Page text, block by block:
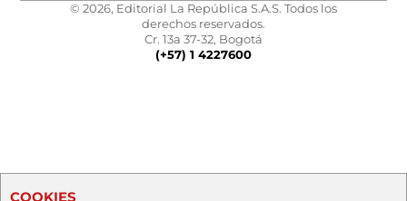
© 2026, Editorial La República S.A.S. Todos los
derechos reservados.
Cr. 13a 37-32, Bogotá
(+57) 1 4227600
COOKIES